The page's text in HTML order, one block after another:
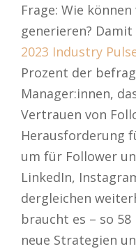
Frage: Wie
generieren?
2023 Industry
Prozent der
Manager:innen,
Vertrauen von
Herausforderung
um für Follower
LinkedIn,
dergleichen
braucht es – so
neue Strategien